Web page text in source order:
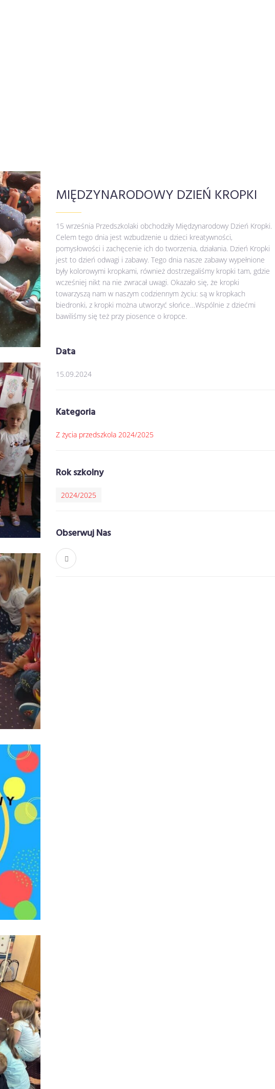
MIĘDZYNARODOWY DZIEŃ KROPKI
15 września Przedszkolaki obchodziły Międzynarodowy Dzień Kropki.
Celem tego dnia jest wzbudzenie u dzieci kreatywności,
pomysłowości i zachęcenie ich do tworzenia, działania. Dzień Kropki
jest to dzień odwagi i zabawy. Tego dnia nasze zabawy wypełnione
były kolorowymi kropkami, również dostrzegaliśmy kropki tam, gdzie
wcześniej nikt na nie zwracał uwagi. Okazało się, że kropki
towarzyszą nam w naszym codziennym życiu: są w kropkach
biedronki, z kropki można utworzyć słońce…Wspólnie z dziećmi
bawiliśmy się też przy piosence o kropce.
Data
15.09.2024
Kategoria
Z życia przedszkola 2024/2025
Rok szkolny
2024/2025
Obserwuj Nas